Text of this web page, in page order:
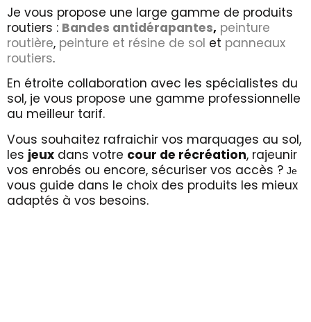
Je vous propose une large gamme de produits
routiers : Bandes antidérapantes, peinture
routière, peinture et résine de sol et panneaux
routiers.
En étroite collaboration avec les spécialistes du
sol, je vous propose une gamme professionnelle
au meilleur tarif.
Vous souhaitez rafraichir vos marquages au sol,
les jeux dans votre cour de récréation, rajeunir
vos enrobés ou encore, sécuriser vos accès ? Je
vous guide dans le choix des produits les mieux
adaptés à vos besoins.